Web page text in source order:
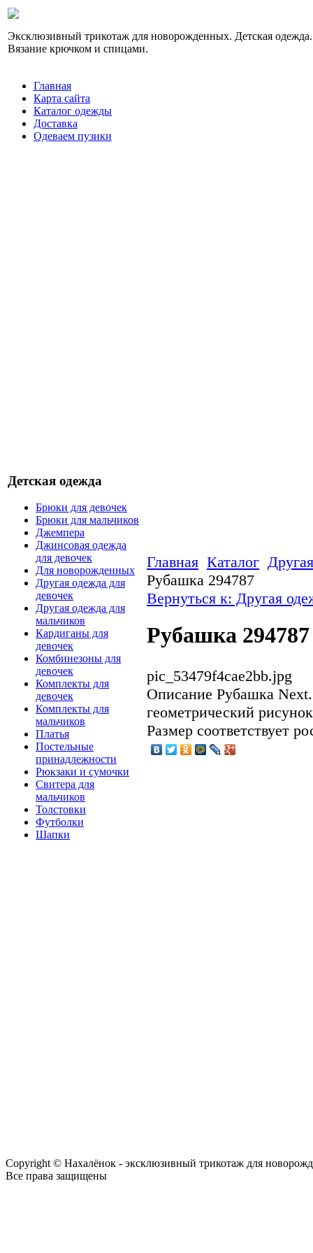
Эксклюзивный трикотаж для новорожденных. Детская одежда.
Вязание крючком и спицами.
Главная
Карта сайта
Каталог одежды
Доставка
Одеваем пузики
Детская одежда
Брюки для девочек
Брюки для мальчиков
Джемпера
Джинсовая одежда
для девочек
Для новорожденных
Другая одежда для
девочек
Другая одежда для
мальчиков
Кардиганы для
девочек
Комбинезоны для
девочек
Комплекты для
девочек
Комплекты для
мальчиков
Платья
Постельные
принадлежности
Рюкзаки и сумочки
Свитера для
мальчиков
Толстовки
Футболки
Шапки
Главная Каталог
Рубашка 294787
Вернуться к: Другая
Рубашка 294787
pic_53479f4cae2bb.jpg
Описание Рубашка
геометрический
Размер соответствует
Copyright © Нахалёнок - эксклюзивный трикотаж для
Все права защищены